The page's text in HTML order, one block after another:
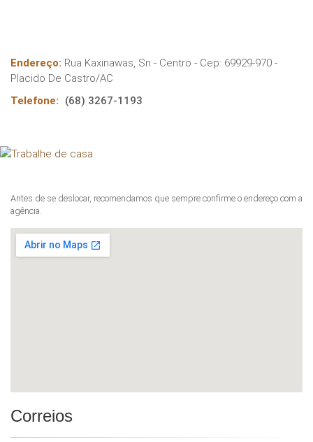
Endereço: Rua Kaxinawas, Sn - Centro - Cep: 69929-970 -
Placido De Castro/AC
Telefone:
(68) 3267-1193
Antes de se deslocar, recomendamos que sempre confirme o endereço com a
agência.
Correios